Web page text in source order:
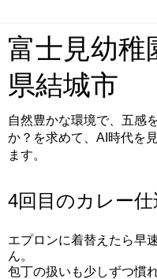
富士見幼稚
県結城市
自然豊かな環境で、五感
か？を求めて、AI時代を
ます。
4回目のカレー
エプロンに着替えたら早
ん。
包丁の扱いも少しずつ慣